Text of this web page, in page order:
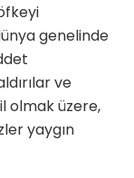
genelinde
ve
olmak üzere,
yaygın